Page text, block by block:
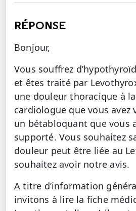
RÉPONSE
Bonjour,
Vous souffrez
et êtes traité par
une douleur thoracique à
cardiologue que vous avez
un bétabloquant que vous
supporté. Vous souhaitez
douleur peut être liée au
souhaitez avoir notre avis.
A titre d’information
invitons à lire la fiche